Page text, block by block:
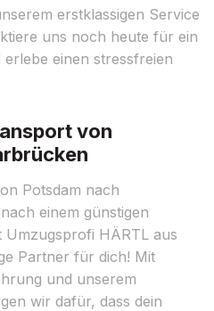
erstklassigen Service
uns noch heute für ein
einen stressfreien
von
Potsdam nach
einem günstigen
Umzugsprofi HÄRTL aus
Partner für dich! Mit
und unserem
wir dafür, dass dein